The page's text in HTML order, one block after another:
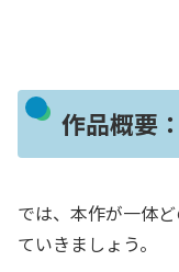
作品概要
では、本作が一体
ていきましょう。